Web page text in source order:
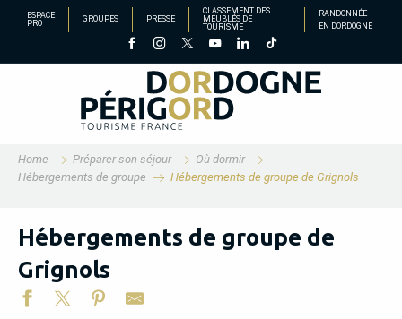
AllerESPACE
PRO
GROUPES PRESSE
CLASSEMENT DES
MEUBLÉS DE
TOURISME
RANDONNÉE
EN DORDOGNE
Home Préparer son séjour
Où dormir
Hébergements de groupe
Hébergements de groupe de Grignols
Hébergements de groupe de
Grignols